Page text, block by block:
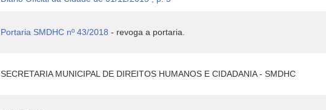
Portaria SMDHC nº 43/2018 - revoga a portaria.
SECRETARIA MUNICIPAL DE DIREITOS HUMANOS E CIDADANIA - SMDHC